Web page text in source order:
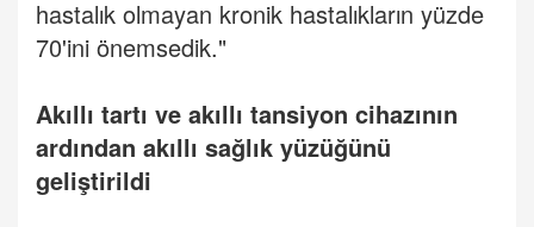
hastalık olmayan kronik hastalıkların yüzde
70'ini önemsedik."
Akıllı tartı ve akıllı tansiyon cihazının
ardından akıllı sağlık yüzüğünü
geliştirildi